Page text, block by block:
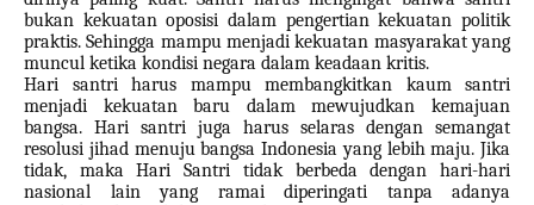
bukan kekuatan oposisi dalam pengertian kekuatan politik
praktis. Sehingga mampu menjadi kekuatan masyarakat yang
muncul ketika kondisi negara dalam keadaan kritis.
Hari santri harus mampu membangkitkan kaum santri
menjadi kekuatan baru dalam mewujudkan kemajuan
bangsa. Hari santri juga harus selaras dengan semangat
resolusi jihad menuju bangsa Indonesia yang lebih maju. Jika
tidak, maka Hari Santri tidak berbeda dengan hari-hari
nasional lain yang ramai diperingati tanpa adanya